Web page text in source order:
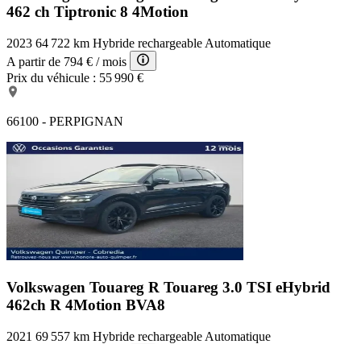
462 ch Tiptronic 8 4Motion
2023 64 722 km Hybride rechargeable Automatique
A partir de 794 € / mois
Prix du véhicule : 55 990 €
66100 - PERPIGNAN
Volkswagen Touareg R Touareg 3.0 TSI eHybrid
462ch R 4Motion BVA8
2021 69 557 km Hybride rechargeable Automatique